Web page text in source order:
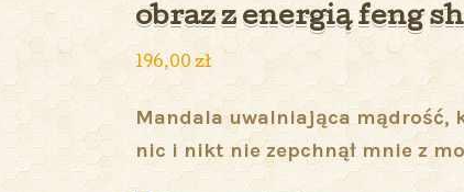
obraz z energią feng
196,00zł
Mandala uwalniająca mądrość,
nic i nikt nie zepchnął mnie z